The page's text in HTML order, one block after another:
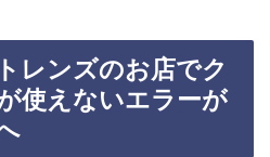
レンズのお店でク
使えないエラーが